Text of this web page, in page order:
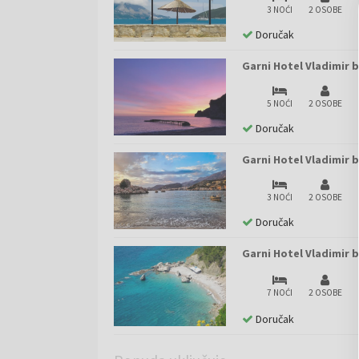
3 NOĆI 2 OSOBE
Doručak
Garni Hotel Vladimir
5 NOĆI 2 OSOBE
Doručak
Garni Hotel Vladimir
3 NOĆI 2 OSOBE
Doručak
Garni Hotel Vladimir
7 NOĆI 2 OSOBE
Doručak